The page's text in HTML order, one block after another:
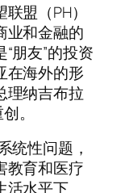
盟（PH）
业和金融的
朋友”的投资
在海外的形
理纳吉布拉
。
统性问题，
教育和医疗
活水平下